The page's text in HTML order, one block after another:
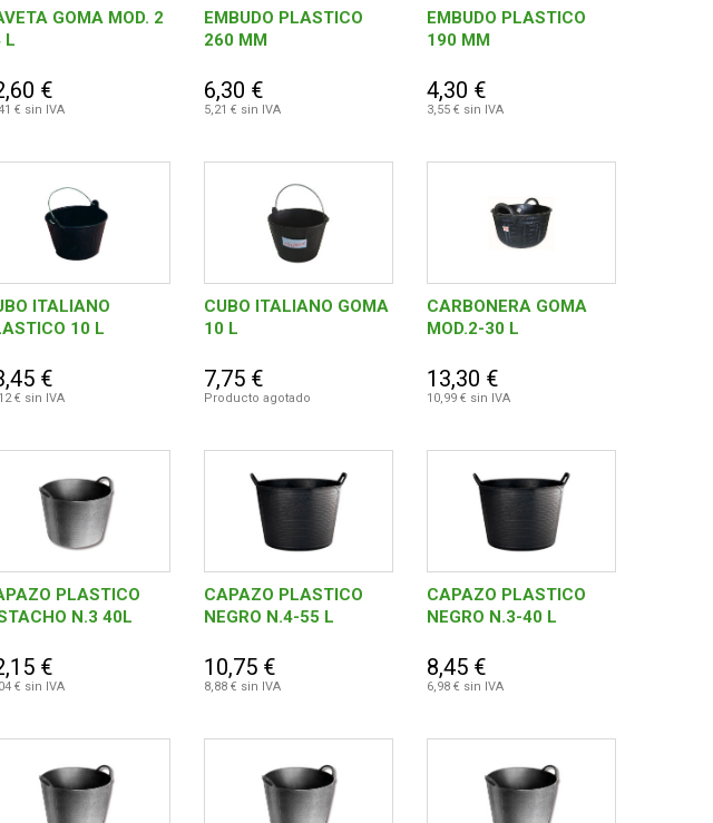
GOMA MOD. 2
L
€
€ sin IVA
EMBUDO PLASTICO
260 MM
6,30 €
5,21 € sin IVA
EMBUDO PLASTICO
190 MM
4,30 €
3,55 € sin IVA
ITALIANO
10 L
€
€ sin IVA
CUBO ITALIANO GOMA
10 L
7,75 €
Producto agotado
CARBONERA GOMA
MOD.2-30 L
13,30 €
10,99 € sin IVA
PLASTICO
N.3 40L
€
€ sin IVA
CAPAZO PLASTICO
NEGRO N.4-55 L
10,75 €
8,88 € sin IVA
CAPAZO PLASTICO
NEGRO N.3-40 L
8,45 €
6,98 € sin IVA